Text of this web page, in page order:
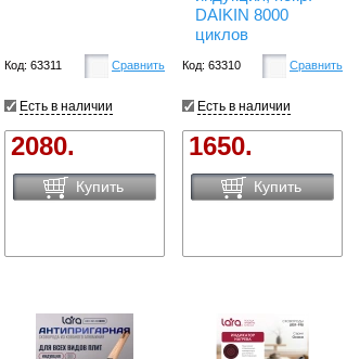
Код: 63311 Сравнить
Есть в наличии
2080.
Купить
DAIKIN 8000
циклов
Код: 63310 Сравнить
Есть в наличии
1650.
Купить